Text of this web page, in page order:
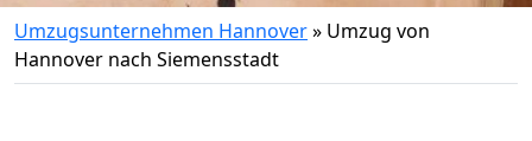
Umzugsunternehmen Hannover» Umzug von
Hannover nach Siemensstadt